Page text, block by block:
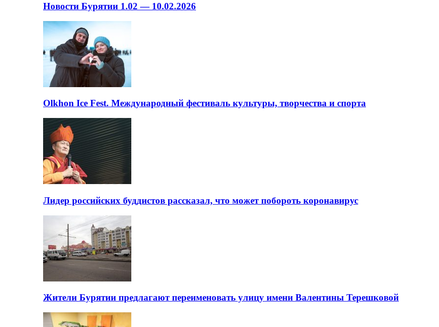
Новости Бурятии 1.02 — 10.02.2026
Olkhon Ice Fest. Международный фестиваль культуры, творчества и спорта
Лидер российских буддистов рассказал, что может побороть коронавирус
Жители Бурятии предлагают переименовать улицу имени Валентины Терешковой